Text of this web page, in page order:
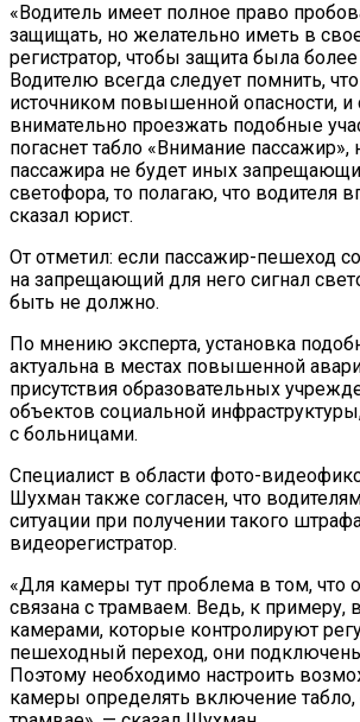
«Водитель имеет полное право
защищать, но желательно иметь в
регистратор, чтобы защита была
Водителю всегда следует помнить,
источником повышенной опасности, и
внимательно проезжать подобные
погаснет табло «Внимание пассажир»,
пассажира не будет иных
светофора, то полагаю, что водителя
сказал юрист.
От отметил: если пассажир-пешеход
на запрещающий для него сигнал
быть не должно.
По мнению эксперта, установка
актуальна в местах повышенной
присутствия образовательных
объектов социальной
с больницами.
Специалист в области фото-
Шухман также согласен, что
ситуации при получении такого
видеорегистратор.
«Для камеры тут проблема в том, что
связана с трамваем. Ведь, к примеру,
камерами, которые контролируют
пешеходный переход, они
Поэтому необходимо настроить
камеры определять включение табло,